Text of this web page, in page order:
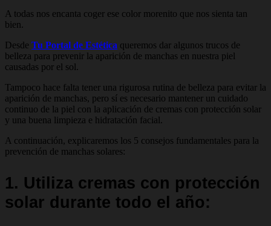
A todas nos encanta coger ese color morenito que nos sienta tan
bien.
Desde Tu Portal de Estética queremos dar algunos trucos de
belleza para prevenir la aparición de manchas en nuestra piel
causadas por el sol.
Tampoco hace falta tener una rigurosa rutina de belleza para evitar la
aparición de manchas, pero sí es necesario mantener un cuidado
continuo de la piel con la aplicación de cremas con protección solar
y una buena limpieza e hidratación facial.
A continuación, explicaremos los 5 consejos fundamentales para la
prevención de manchas solares:
1. Utiliza cremas con protección
solar durante todo el año: